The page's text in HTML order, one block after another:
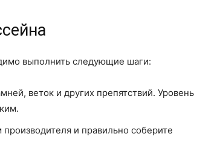
выполнить следующие шаги:
веток и других препятствий. Уровень
и правильно соберите